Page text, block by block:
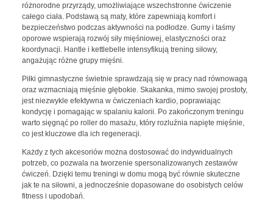
różnorodne przyrządy, umożliwiające wszechstronne ćwiczenie
całego ciała. Podstawą są maty, które zapewniają komfort i
bezpieczeństwo podczas aktywności na podłodze. Gumy i taśmy
oporowe wspierają rozwój siły mięśniowej, elastyczności oraz
koordynacji. Hantle i kettlebelle intensyfikują trening siłowy,
angażując różne grupy mięśni.
Piłki gimnastyczne świetnie sprawdzają się w pracy nad równowagą
oraz wzmacniają mięśnie głębokie. Skakanka, mimo swojej prostoty,
jest niezwykle efektywna w ćwiczeniach kardio, poprawiając
kondycję i pomagając w spalaniu kalorii. Po zakończonym treningu
warto sięgnąć po roller do masażu, który rozluźnia napięte mięśnie,
co jest kluczowe dla ich regeneracji.
Każdy z tych akcesoriów można dostosować do indywidualnych
potrzeb, co pozwala na tworzenie spersonalizowanych zestawów
ćwiczeń. Dzięki temu treningi w domu mogą być równie skuteczne
jak te na siłowni, a jednocześnie dopasowane do osobistych celów
fitness i upodobań.